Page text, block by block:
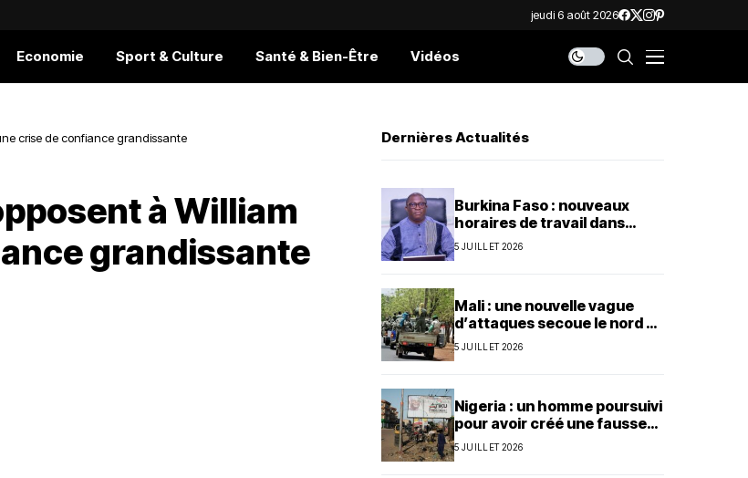
jeudi 6 août 2026
Economie Sport & Culture Santé & Bien-Être Vidéos
crise de confiance grandissante
à William
grandissante
Dernières Actualités
Burkina Faso : nouveaux
horaires de travail dans
l’administration publique
5 JUILLET 2026
Mali : une nouvelle vague
d’attaques secoue le nord et
le centre du pays
5 JUILLET 2026
Nigeria : un homme poursuivi
pour avoir créé une fausse
agence de la présidence
5 JUILLET 2026